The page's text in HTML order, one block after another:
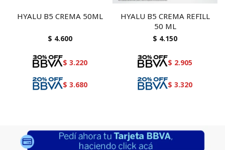
HYALU B5 CREMA 50ML
$ 4.600
$ 3.220
$ 3.680
HYALU B5 CREMA REFILL
50 ML
$ 4.150
$ 2.905
$ 3.320